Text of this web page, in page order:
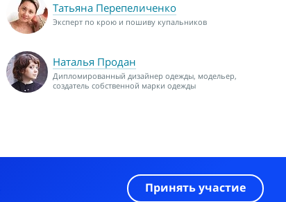
Татьяна Перепеличенко
Эксперт по крою и пошиву купальников
Наталья Продан
Дипломированный дизайнер одежды, модельер,
создатель собственной марки одежды
Принять участие